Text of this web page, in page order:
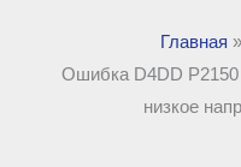
Главная
Ошибка D4DD
низкое